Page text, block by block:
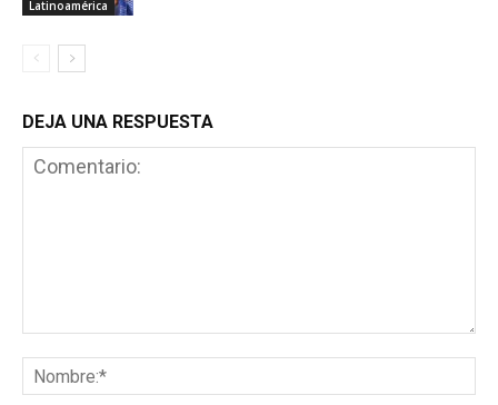
Latinoamérica
DEJA UNA RESPUESTA